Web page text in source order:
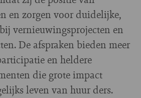
en zorgen voor duidelijke,
vernieuwingsprojecten en
De afspraken bieden meer
en heldere
die grote impact
leven van huur ders.